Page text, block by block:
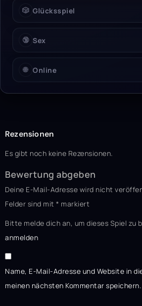
🎲 Glücksspiel
🔞 Sex
🌐 Online
Rezensionen
Es gibt noch keine Rezensionen.
Bewertung abgeben
Deine E-Mail-Adresse wird nicht
Felder sind mit * markiert
Bitte melde dich an, um dieses Spiel zu
anmelden
Name, E-Mail-Adresse und Website in
meinen nächsten Kommentar speichern.